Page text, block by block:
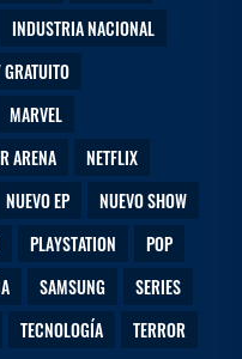
INDUSTRIA NACIONAL
GRATUITO
MARVEL
ARENA
NETFLIX
NUEVO EP
NUEVO SHOW
PLAYSTATION
POP
SAMSUNG
SERIES
TECNOLOGÍA
TERROR